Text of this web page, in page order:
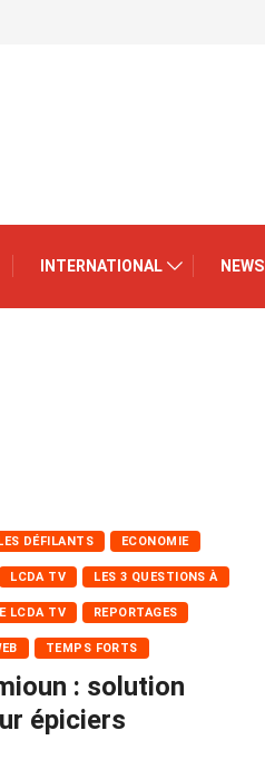
INTERNATIONAL NEWS
DÉFILANTS ECONOMIE
LCDA TV LES 3 QUESTIONS À
LCDA TV REPORTAGES
TEMPS FORTS
: solution
épiciers